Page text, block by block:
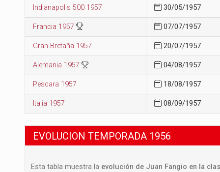
Indianapolis 500 1957 30/05/1957
Francia 1957 07/07/1957
Gran Bretaña 1957 20/07/1957
Alemania 1957 04/08/1957
Pescara 1957 18/08/1957
Italia 1957 08/09/1957
EVOLUCION TEMPORADA 1956
Esta tabla muestra la evolución de Juan Fangio en la